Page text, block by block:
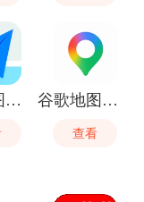
高德地图御女茉莉语音包 谷歌地图卫星高清地图
查看